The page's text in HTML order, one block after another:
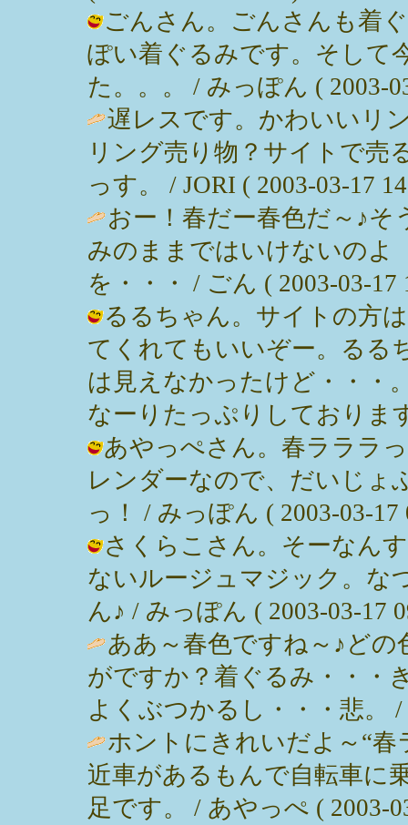
ごんさん。ごんさんも着
ぽい着ぐるみです。そして
た。。。 / みっぽん ( 2003-
遅レスです。かわいいリ
リング売り物？サイトで売
っす。 / JORI ( 2003-03-17
おー！春だー春色だ～♪
みのままではいけないのよ
を・・・ / ごん ( 2003-03-17
るるちゃん。サイトの方
てくれてもいいぞー。るる
は見えなかったけど・・・
なーりたっぷりしておりま
あやっぺさん。春ラララ
レンダーなので、だいじょ
っ！ / みっぽん ( 2003-03-17
さくらこさん。そーなん
ないルージュマジック。な
ん♪ / みっぽん ( 2003-03-17
ああ～春色ですね～♪ど
がですか？着ぐるみ・・・
よくぶつかるし・・・悲。 /
ホントにきれいだよ～“
近車があるもんで自転車に
足です。 / あやっぺ ( 2003-